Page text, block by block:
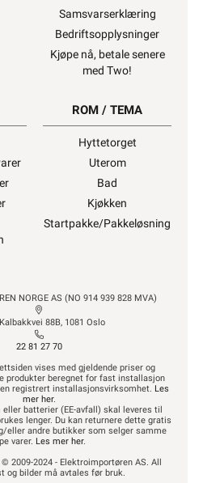
Samsvarserklæring
Bedriftsopplysninger
Kjøpe nå, betale senere
med Two!
ROM / TEMA
Hyttetorget
Uterom
Bad
Kjøkken
Startpakke/Pakkeløsning
NORGE AS (NO 914 939 828 MVA)
88B, 1081 Oslo
22 81 27 70
vises med gjeldende priser og
produkter beregnet for fast installasjon
registrert installasjonsvirksomhet. Les
mer her.
batterier (EE-avfall) skal leveres til
lenger. Du kan returnere dette gratis
eller andre butikker som selger samme
varer. Les mer her.
2009-2024 - Elektroimportøren AS. All
og bilder må avtales før bruk.